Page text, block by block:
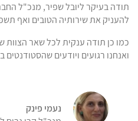
תודה בעיקר ליובל שפיר, מנכ"ל
להעניק את שירותיה הטובים ואף
כמו כן תודה ענקית לכל שאר
ואנחנו רגועים ויודעים שהסטודנטים
נעמי פינק